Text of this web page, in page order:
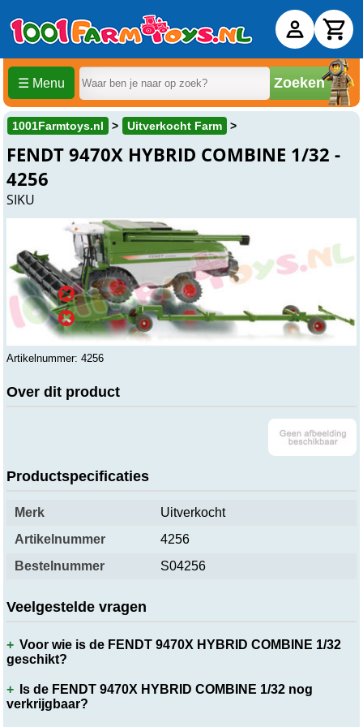
☰ Menu Zoeken
1001Farmtoys.nl Uitverkocht Farm
FENDT 9470X HYBRID COMBINE 1/32 -
4256
SIKU
Uitverkocht
Online
Uitverkocht
Winkel
Uitverkocht
Artikelnummer: 4256
Over dit product
Productspecificaties
Merk
Uitverkocht
Artikelnummer
4256
Bestelnummer
S04256
Veelgestelde vragen
Voor wie is de FENDT 9470X HYBRID COMBINE 1/32
geschikt?
Is de FENDT 9470X HYBRID COMBINE 1/32 nog
verkrijgbaar?